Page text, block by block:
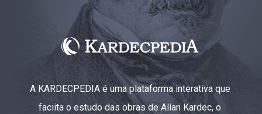
A KARDECPEDIA é uma plataforma interativa que
faciita o estudo das obras de Allan Kardec, o